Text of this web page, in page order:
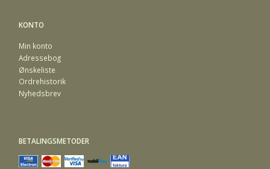
KONTO
Min konto
Adressebog
Ønskeliste
Ordrehistorik
Nyhedsbrev
BETALINGSMETODER